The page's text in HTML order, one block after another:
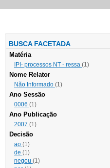
BUSCA FACETADA
Matéria
IPI- processos NT - ressa (1)
Nome Relator
Não Informado (1)
Ano Sessão
0006 (1)
Ano Publicação
2007 (1)
Decisão
ao (1)
de (1)
negou (1)